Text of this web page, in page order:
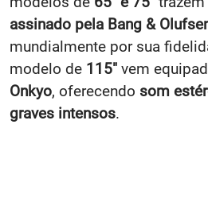
assinado pela Bang &
mundialmente por sua
modelo de 115" vem
Onkyo, oferecendo som
graves intensos.